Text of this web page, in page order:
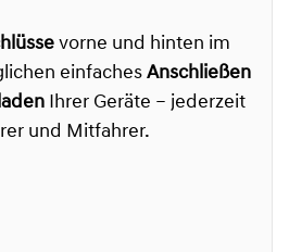
vorne und hinten im
einfaches Anschließen
Ihrer Geräte – jederzeit
und Mitfahrer.